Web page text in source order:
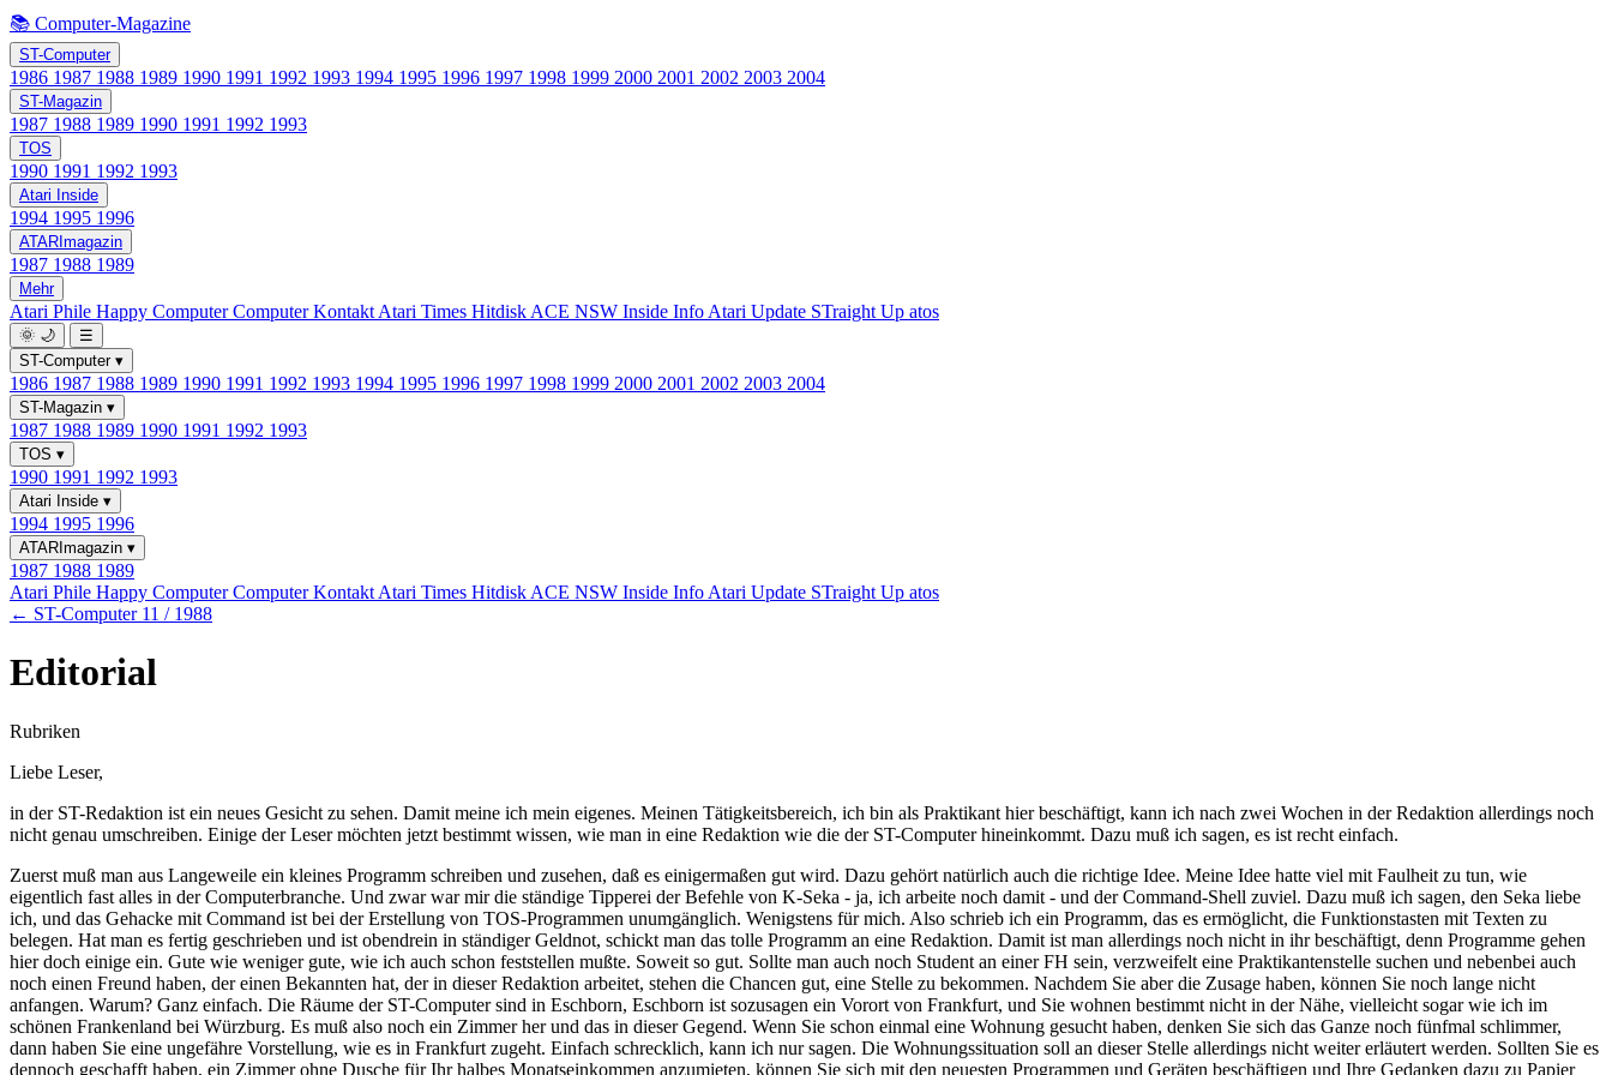
📚 Computer-Magazine
ST-Computer
1986 1987 1988 1989 1990 1991 1992 1993 1994 1995 1996 1997 1998 1999 2000 2001 2002 2003 2004
ST-Magazin
1987 1988 1989 1990 1991 1992 1993
TOS
1990 1991 1992 1993
Atari Inside
1994 1995 1996
ATARImagazin
1987 1988 1989
Mehr
Atari Phile Happy ComputerComputer Kontakt Atari Times Hitdisk ACE NSW Inside Info Atari Update STraight Up atos
🌞 🌙
☰
ST-Computer ▾
1986 1987 1988 1989 1990 1991 1992 1993 1994 1995 1996 1997 1998 1999 2000 2001 2002 2003 2004
ST-Magazin ▾
1987 1988 1989 1990 1991 1992 1993
TOS ▾
1990 1991 1992 1993
Atari Inside ▾
1994 1995 1996
ATARImagazin ▾
1987 1988 1989
Atari Phile Happy ComputerComputer Kontakt Atari Times Hitdisk ACE NSW Inside Info Atari Update STraight Up atos
← ST-Computer 11 / 1988
Editorial
Rubriken
Liebe Leser,
in der ST-Redaktion ist ein neues Gesicht zu sehen. Damit meine ich mein eigenes. Meinen Tätigkeitsbereich, ich bin als Praktikant hier beschäftigt, kann ich nach zwei Wochen in der Redaktion allerdings noch
nicht genau umschreiben. Einige der Leser möchten jetzt bestimmt wissen, wie man in eine Redaktion wie die der ST-Computer hineinkommt. Dazu muß ich sagen, es ist recht einfach.
Zuerst muß man aus Langeweile ein kleines Programm schreiben und zusehen, daß es einigermaßen gut wird. Dazu gehört natürlich auch die richtige Idee. Meine Idee hatte viel mit Faulheit zu tun, wie
eigentlich fast alles in der Computerbranche. Und zwar war mir die ständige Tipperei der Befehle von K-Seka - ja, ich arbeite noch damit - und der Command-Shell zuviel. Dazu muß ich sagen, den Seka liebe
ich, und das Gehacke mit Command ist bei der Erstellung von TOS-Programmen unumgänglich. Wenigstens für mich. Also schrieb ich ein Programm, das es ermöglicht, die Funktionstasten mit Texten zu
belegen. Hat man es fertig geschrieben und ist obendrein in ständiger Geldnot, schickt man das tolle Programm an eine Redaktion. Damit ist man allerdings noch nicht in ihr beschäftigt, denn Programme gehen
hier doch einige ein. Gute wie weniger gute, wie ich auch schon feststellen mußte. Soweit so gut. Sollte man auch noch Student an einer FH sein, verzweifelt eine Praktikantenstelle suchen und nebenbei auch
noch einen Freund haben, der einen Bekannten hat, der in dieser Redaktion arbeitet, stehen die Chancen gut, eine Stelle zu bekommen. Nachdem Sie aber die Zusage haben, können Sie noch lange nicht
anfangen. Warum? Ganz einfach. Die Räume der ST-Computer sind in Eschborn, Eschborn ist sozusagen ein Vorort von Frankfurt, und Sie wohnen bestimmt nicht in der Nähe, vielleicht sogar wie ich im
schönen Frankenland bei Würzburg. Es muß also noch ein Zimmer her und das in dieser Gegend. Wenn Sie schon einmal eine Wohnung gesucht haben, denken Sie sich das Ganze noch fünfmal schlimmer,
dann haben Sie eine ungefähre Vorstellung, wie es in Frankfurt zugeht. Einfach schrecklich, kann ich nur sagen. Die Wohnungssituation soll an dieser Stelle allerdings nicht weiter erläutert werden. Sollten Sie es
dennoch geschafft haben, ein Zimmer ohne Dusche für Ihr halbes Monatseinkommen anzumieten, können Sie sich mit den neuesten Programmen und Geräten beschäftigen und Ihre Gedanken dazu zu Papier